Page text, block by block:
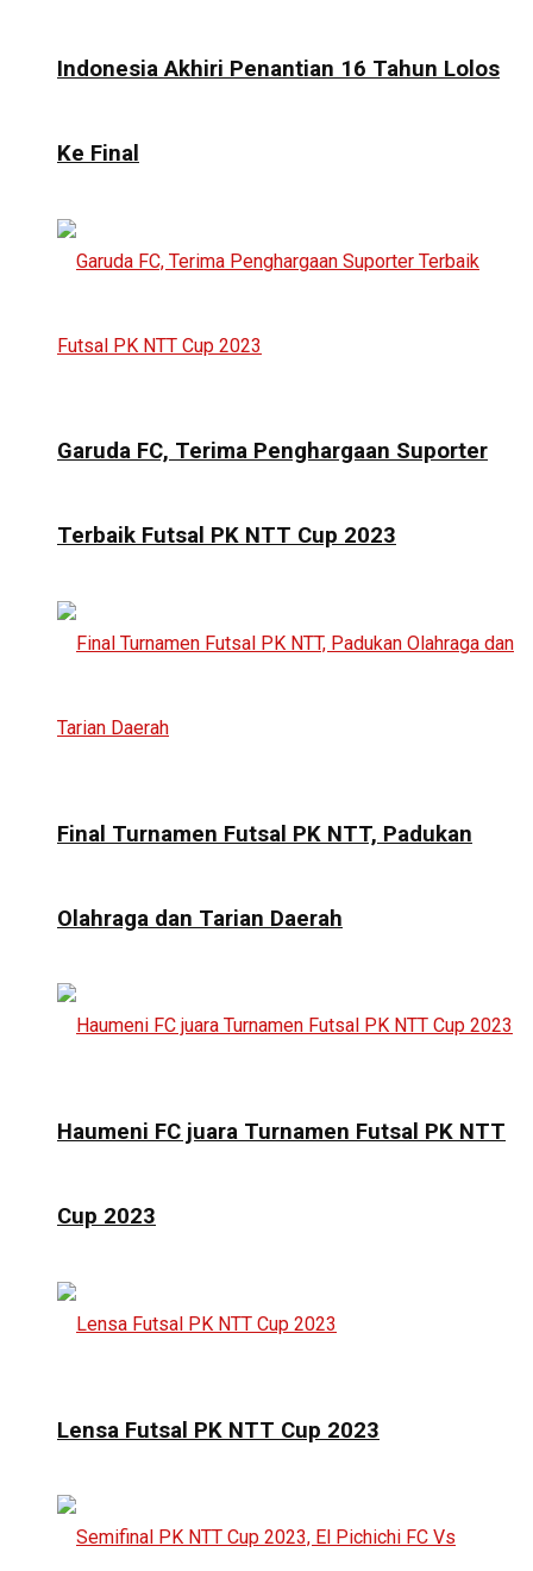
Indonesia Akhiri Penantian 16 Tahun Lolos
Ke Final
Garuda FC, Terima Penghargaan Suporter
Terbaik Futsal PK NTT Cup 2023
Final Turnamen Futsal PK NTT, Padukan
Olahraga dan Tarian Daerah
Haumeni FC juara Turnamen Futsal PK NTT
Cup 2023
Lensa Futsal PK NTT Cup 2023